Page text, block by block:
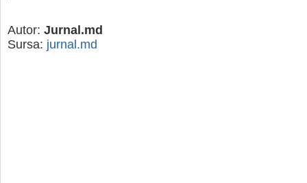
Autor: Jurnal.md
Sursa: jurnal.md